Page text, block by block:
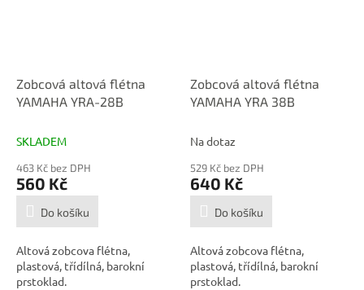
Zobcová altová flétna
YAMAHA YRA-28B
SKLADEM
463 Kč bez DPH
560 Kč
Do košíku
Altová zobcova flétna,
plastová, třídílná, barokní
prstoklad.
Zobcová altová flétna
YAMAHA YRA 38B
Na dotaz
529 Kč bez DPH
640 Kč
Do košíku
Altová zobcova flétna,
plastová, třídílná, barokní
prstoklad.